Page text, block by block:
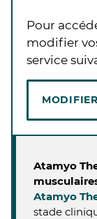
Pour
modifier
service
Atamyo
Atamyo
stade